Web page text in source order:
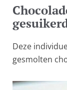
Deze
gesmolten